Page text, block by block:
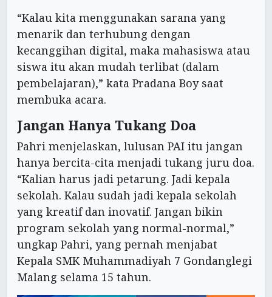
“Kalau kita menggunakan sarana yang
menarik dan terhubung dengan
kecanggihan digital, maka mahasiswa atau
siswa itu akan mudah terlibat (dalam
pembelajaran),” kata Pradana Boy saat
membuka acara.
Jangan Hanya Tukang Doa
Pahri menjelaskan, lulusan PAI itu jangan
hanya bercita-cita menjadi tukang juru doa.
“Kalian harus jadi petarung. Jadi kepala
sekolah. Kalau sudah jadi kepala sekolah
yang kreatif dan inovatif. Jangan bikin
program sekolah yang normal-normal,”
ungkap Pahri, yang pernah menjabat
Kepala SMK Muhammadiyah 7 Gondanglegi
Malang selama 15 tahun.